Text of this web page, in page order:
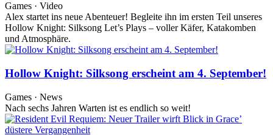
Games · Video
Alex startet ins neue Abenteuer! Begleite ihn im ersten Teil unseres
Hollow Knight: Silksong Let’s Plays – voller Käfer, Katakomben
und Atmosphäre.
Hollow Knight: Silksong erscheint am 4. September!
Games · News
Nach sechs Jahren Warten ist es endlich so weit!